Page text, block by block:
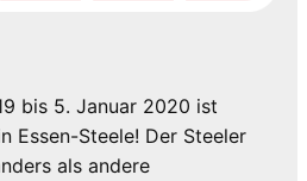
bis 5. Januar 2020 ist
Essen-Steele! Der Steeler
als andere